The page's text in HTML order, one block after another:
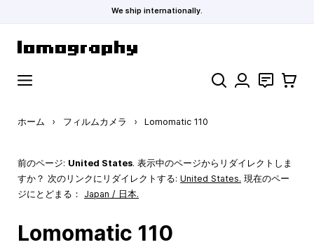
We ship internationally.
検索 お問い合わ
カート
ホーム › フィルムカメラ › Lomomatic 110
前のページ: United States. 表示中のページからリダイレクトしま
すか？ 次のリンクにリダイレクトする: United States. 現在のペー
ジにとどまる： Japan / 日本.
Lomomatic 110